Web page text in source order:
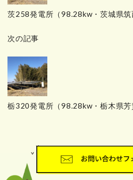
茨258発電所（98.28kw・茨城県筑
次の記事
栃320発電所（98.28kw・栃木県芳